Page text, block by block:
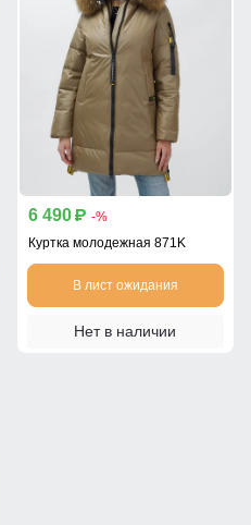
6 490 p -%
Куртка молодежная 871K
В лист ожидания
Нет в наличии